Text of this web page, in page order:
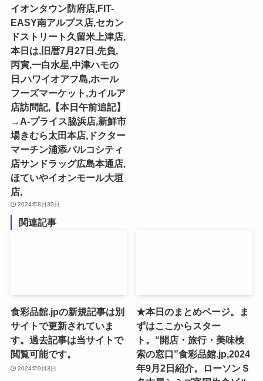
イオンタウン防府店,FIT-
EASY南アルプス店,セカン
ドストリート久留米上津店,
本日は,旧暦7月27日,先負,
丙寅,一白水星,中津ハモの
日,ハワイオアフ島,ホール
フーズマーケット,カイルア
店訪問記,【本日午前追記】
→A-プライス脇浜店,新鮮市
場きむら太田本店,ドクター
マーチン浦添パルコシティ
店サンドラッグ広島本通店,
ほていやイオンモール大垣
店,
2024年8月30日
関連記事
食彩品館.jpの新規記事は別
サイトで更新されていま
す。過去記事は当サイトで
閲覧可能です。
2024年9月3日
★本日のまとめページ。ま
ずはここからスター
ト。“開店・旅行・美味検
索の窓口”食彩品館.jp,2024
年9月2日紹介。ローソンＳ